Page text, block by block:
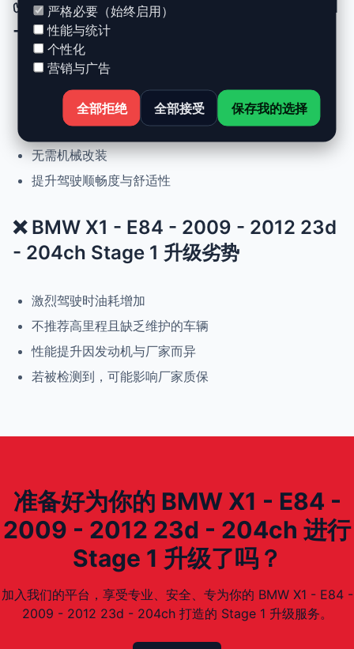
✅ BMW X1 - E84 - 2009 - 2012 23d
- 204ch Stage 1 升级优势
动力提升高达 +30%，扭矩提升 +25%
正常驾驶下优化油耗
可随时恢复原厂设置
无需机械改装
提升驾驶顺畅度与舒适性
❌ BMW X1 - E84 - 2009 - 2012 23d
- 204ch Stage 1 升级劣势
激烈驾驶时油耗增加
不推荐高里程且缺乏维护的车辆
性能提升因发动机与厂家而异
若被检测到，可能影响厂家质保
准备好为你的 BMW X1 - E84 -
2009 - 2012 23d - 204ch 进行
Stage 1 升级了吗？
加入我们的平台，享受专业、安全、专为你的 BMW X1 - E84 -
2009 - 2012 23d - 204ch 打造的 Stage 1 升级服务。
严格必要（始终启用）
性能与统计
个性化
营销与广告
全部拒绝 全部接受 保存我的选择